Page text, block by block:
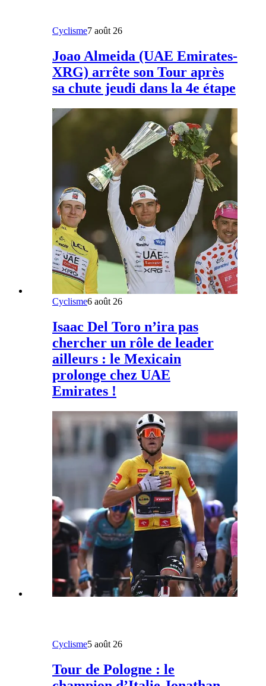
Cyclisme7 août 26
Joao Almeida (UAE Emirates-
XRG) arrête son Tour après
sa chute jeudi dans la 4e étape
Cyclisme6 août 26
Isaac Del Toro n’ira pas
chercher un rôle de leader
ailleurs : le Mexicain
prolonge chez UAE
Emirates !
Cyclisme5 août 26
Tour de Pologne : le